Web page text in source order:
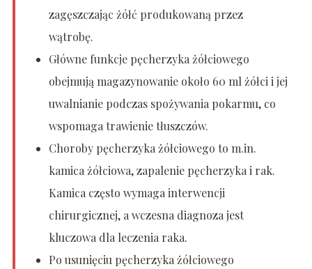
zagęszczając żółć produkowaną przez
wątrobę.
Główne funkcje pęcherzyka żółciowego
obejmują magazynowanie około 60 ml żółci i jej
uwalnianie podczas spożywania pokarmu, co
wspomaga trawienie tłuszczów.
Choroby pęcherzyka żółciowego to m.in.
kamica żółciowa, zapalenie pęcherzyka i rak.
Kamica często wymaga interwencji
chirurgicznej, a wczesna diagnoza jest
kluczowa dla leczenia raka.
Po usunięciu pęcherzyka żółciowego